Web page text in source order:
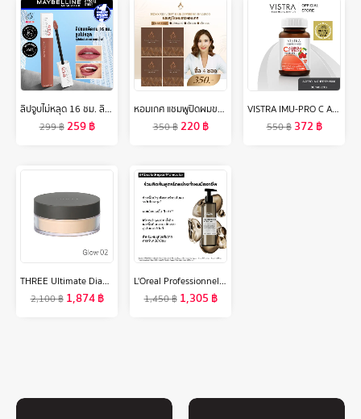
ลิปจูบไม่หลุด 16 ชม. ลิปจิ้มจุ่มเนื้อแมท เมย์เบลลีน ซุปเปอร์ สเตย์ แมท อิ้งค์ ลิขวิด ลิปสติก 5 มล. MAYBELLINE NEW YORK SUPERSTAY MATTE INK Liquid Lipstick 5 ml (เครื่องสำอาง, ลิปติดทน, ลิปแมท, ลิปกันน้ำ)
299฿259฿
หอมเกศ แชมพูปิดผมขาว ชุดทดลอง4ซอง350บาท ขนาด30ml.
350฿220฿
VISTRA IMU-PRO C Acerola Cherry 2000 Plus (Bot-30 Tabs) - วิสทร้า ไอมู-โปร ซี อะเซโรลา เชอร์รี่ 2000 พลัส (30 เม็ด)
550฿ 372฿
THREE Ultimate Diaphanous Loose Powder Glow 17g ทรี อัลทิเมต ไดพานัส ลูส พาวเดอร์ โกลว์ ผลิตภัณฑ์ ฟินิชชิ่ง พาวเดอร์ ผิวดูฉ่ำวาว
2,100฿ 1,874฿
L'Oreal Professionnel ABSOLUT REPAIR MOLECULAR RINSE-OFF SERUM 250ML ทรีตเมนต์เซรั่มแบบล้างออก คืนความแข็งแรงสู่เส้นผมได้ทันที (ทรีตเมนต์เซรั่มแบบล้างออก, คืนความแข็งแรงสู่เส้นผม, L'Oreal Pro,L'Oreal Professional,LOreal Pro,LOreal Professional)
1,450฿ 1,305 ฿